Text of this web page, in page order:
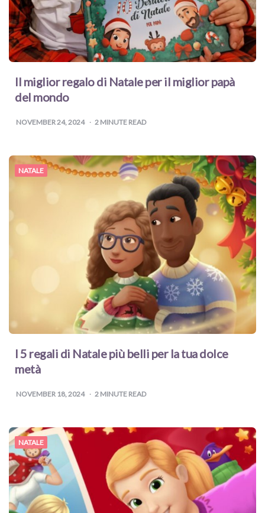
Il miglior regalo di Natale per il miglior papà
del mondo
NOVEMBER 24, 2024 2 MINUTE READ
NATALE
I 5 regali di Natale più belli per la tua dolce
metà
NOVEMBER 18, 2024 2 MINUTE READ
NATALE